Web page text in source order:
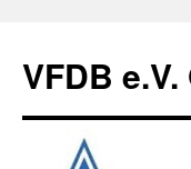
springen
VFDB